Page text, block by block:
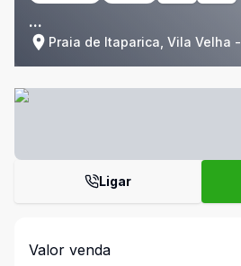
...
Praia de Itaparica, Vila Velha -
Ligar
Valor venda